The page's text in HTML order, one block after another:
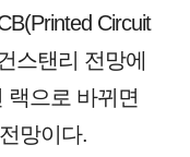
Circuit
스탠리 전망에
랙으로 바뀌면
망이다.